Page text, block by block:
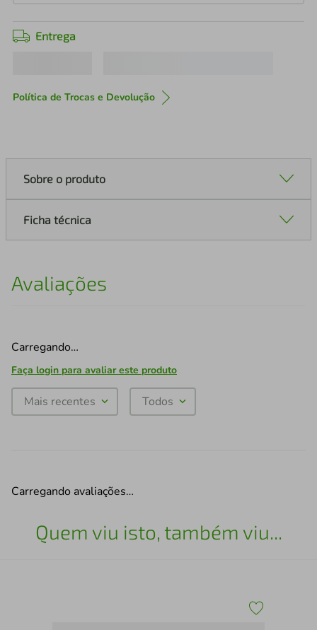
Entrega
Política de Trocas e Devolução
Sobre o produto
Ficha técnica
Avaliações
Carregando…
Faça login para avaliar este produto
Mais recentes Todos
Carregando avaliações…
Quem viu isto, também viu...